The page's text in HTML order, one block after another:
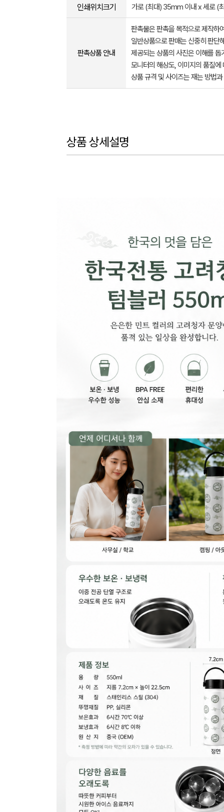
인쇄위치크기 가로 (최대) 35mm 이내 x 세로 (
판촉상품 안내
판촉물은 판촉을 목적으로 제작하
일반상품으로 판매는 신중히 판단
제공되는 상품의 사진은 이해를
모니터의 해상도, 이미지의 품질
상품 규격 및 사이즈는 재는 방법
상품 상세설명